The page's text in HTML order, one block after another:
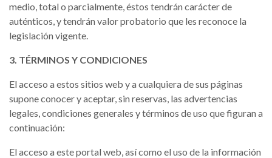
medio, total o parcialmente, éstos tendrán carácter de
auténticos, y tendrán valor probatorio que les reconoce la
legislación vigente.
3. TÉRMINOS Y CONDICIONES
El acceso a estos sitios web y a cualquiera de sus páginas
supone conocer y aceptar, sin reservas, las advertencias
legales, condiciones generales y términos de uso que figuran a
continuación:
El acceso a este portal web, así como el uso de la información